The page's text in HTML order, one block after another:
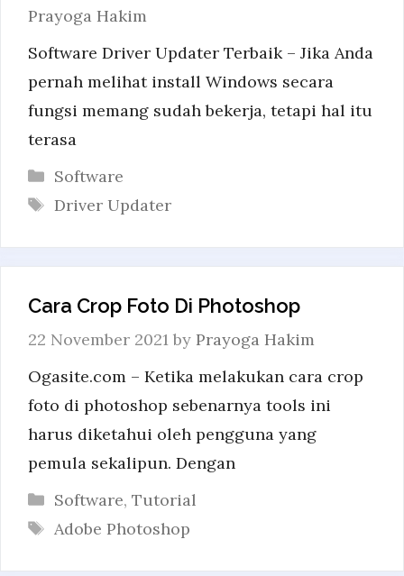
Prayoga Hakim
Software Driver Updater Terbaik – Jika Anda
pernah melihat install Windows secara
fungsi memang sudah bekerja, tetapi hal itu
terasa
Categories
Software
Tags
Driver Updater
Cara Crop Foto Di Photoshop
22 November 2021 by Prayoga Hakim
Ogasite.com – Ketika melakukan cara crop
foto di photoshop sebenarnya tools ini
harus diketahui oleh pengguna yang
pemula sekalipun. Dengan
Categories
Software, Tutorial
Tags
Adobe Photoshop